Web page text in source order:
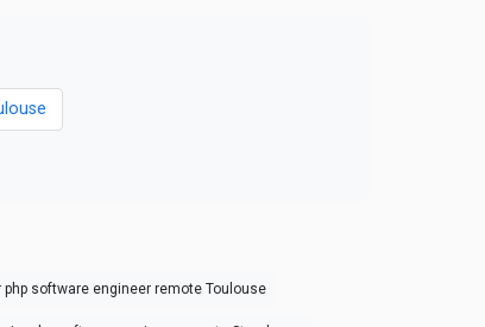
php software engineer remote Toulouse